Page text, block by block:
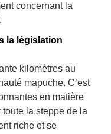
concernant la
.
la législation
kilomètres au
mapuche. C’est
en matière
la steppe de la
riche et se